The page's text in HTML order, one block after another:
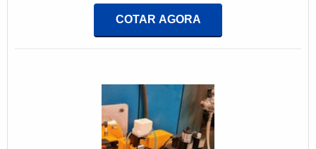
REGULADORA DE PRESSÃO PARA GÁSQuem
precisa de válvula reguladora de pressão para gás em
uma empresa responsável, vai até o site da PS
industriais e válvulas solenoides para gás, visando
sempre a qualidade final para a fidelização do
cliente.Sem trocar o foco sobre válvula reguladora de
pressão para gás, é importante buscar uma empresa que
COTAR AGORA